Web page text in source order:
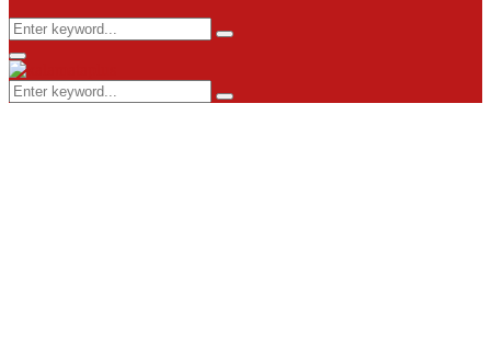
Search
for:
Search
Primary
Menu
Search
for:
Search